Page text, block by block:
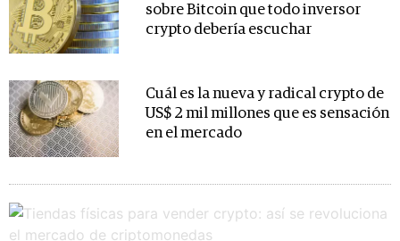
sobre Bitcoin que todo inversor
crypto debería escuchar
Cuál es la nueva y radical crypto de
US$ 2 mil millones que es sensación
en el mercado